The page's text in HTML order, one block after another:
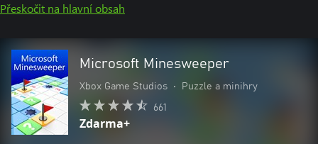
Přeskočit na hlavní obsah
Microsoft Minesweeper
Xbox Game Studios • Puzzle a minihry
661
Zdarma+